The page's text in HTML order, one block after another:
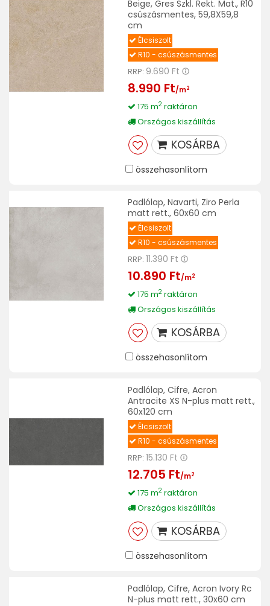
Beige, Gres Szkl. Rekt. Mat., R10
csúszásmentes, 59,8X59,8
cm
Élcsiszolt
R10 - csúszásmentes
RRP: 9.690 Ft
8.990 Ft/m2
175 m2raktáron
Országos kiszállítás
KOSÁRBA
összehasonlítom
Padlólap, Navarti, Ziro Perla
matt rett., 60x60 cm
Élcsiszolt
R10 - csúszásmentes
RRP: 11.390 Ft
10.890 Ft/m2
175 m2raktáron
Országos kiszállítás
KOSÁRBA
összehasonlítom
Padlólap, Cifre, Acron
Antracite XS N-plus matt rett.,
60x120 cm
Élcsiszolt
R10 - csúszásmentes
RRP: 15.130 Ft
12.705 Ft/m2
175 m2raktáron
Országos kiszállítás
KOSÁRBA
összehasonlítom
Padlólap, Cifre, Acron Ivory Rc
N-plus matt rett., 30x60 cm